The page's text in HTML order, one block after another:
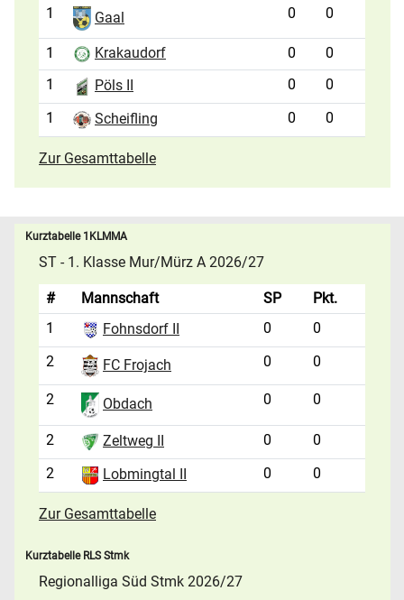
1 Gaal 0 0
1 Krakaudorf 0
0
1
Pöls II 0
0
1
Scheifling 0 0
Zur Gesamttabelle
Kurztabelle 1KLMMA
ST - 1. Klasse Mur/Mürz A 2026/27
# Mannschaft SP
Pkt.
1
Fohnsdorf II 0
0
2
FC Frojach 0 0
2 Obdach 0 0
2 Zeltweg II 0
0
2
Lobmingtal II 0 0
Zur Gesamttabelle
Kurztabelle RLS Stmk
Regionalliga Süd Stmk 2026/27